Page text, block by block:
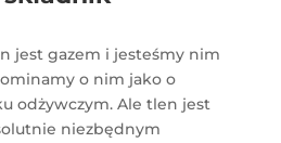
jest gazem i jesteśmy nim
o nim jako o
odżywczym. Ale tlen jest
niezbędnym